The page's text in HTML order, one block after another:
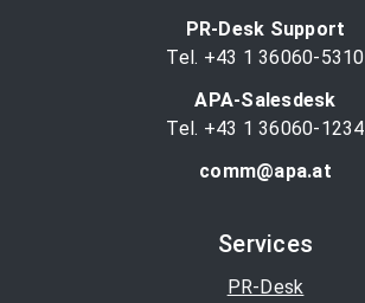
PR-Desk Support
Tel. +43 1 36060-5310
APA-Salesdesk
Tel. +43 1 36060-1234
comm@apa.at
Services
PR-Desk